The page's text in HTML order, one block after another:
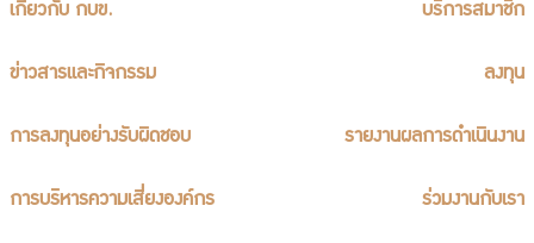
เกี่ยวกับ กบข. บริการสมาชิก
ข่าวสารและกิจกรรม ลงทุน
การลงทุนอย่างรับผิดชอบ รายงานผลการดำเนินงาน
การบริหารความเสี่ยงองค์กร ร่วมงานกับเรา